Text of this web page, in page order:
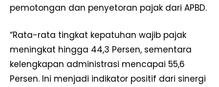
pemotongan dan penyetoran pajak dari APBD.
“Rata-rata tingkat kepatuhan wajib pajak
meningkat hingga 44,3 Persen, sementara
kelengkapan administrasi mencapai 55,6
Persen. Ini menjadi indikator positif dari sinergi